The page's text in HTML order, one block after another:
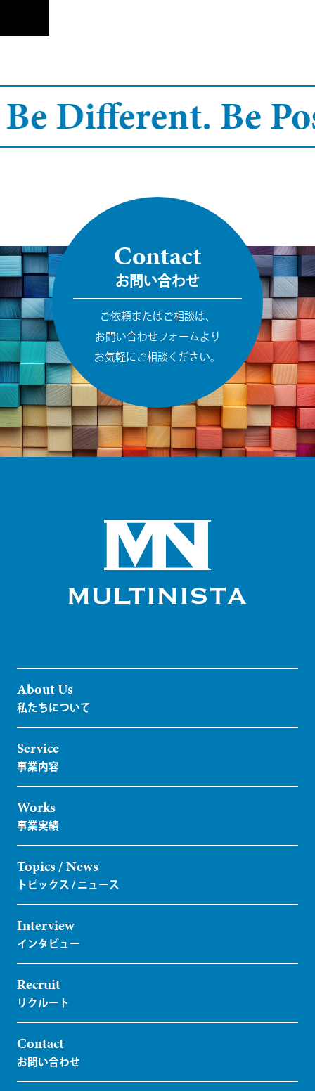
Different. Be
Contact
お問い合わせ
ご依頼またはご相談は、
お問い合わせフォームより
お気軽にご相談ください。
About Us
Service
Works
Topics / News
Interview
Recruit
Contact